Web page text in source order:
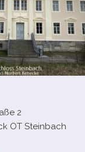
2
OT Steinbach